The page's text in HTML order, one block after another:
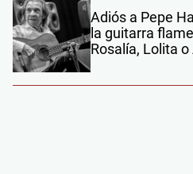
Adiós a Pepe
la guitarra
Rosalía, Lolita